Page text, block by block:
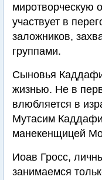
миротворческую
участвует в
заложников,
группами.
Сыновья
жизнью. Не в
влюбляется в
Мутасим
манекенщицей
Иоав Гросс,
занимаемся